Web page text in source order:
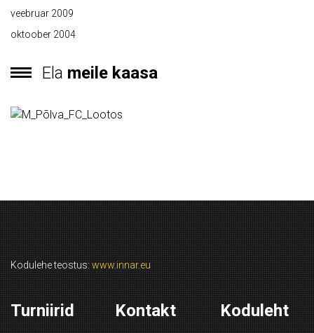
veebruar 2009
oktoober 2004
Ela meile kaasa
Kodulehe teostus: www.innar.eu
Turniirid Kontakt Koduleht